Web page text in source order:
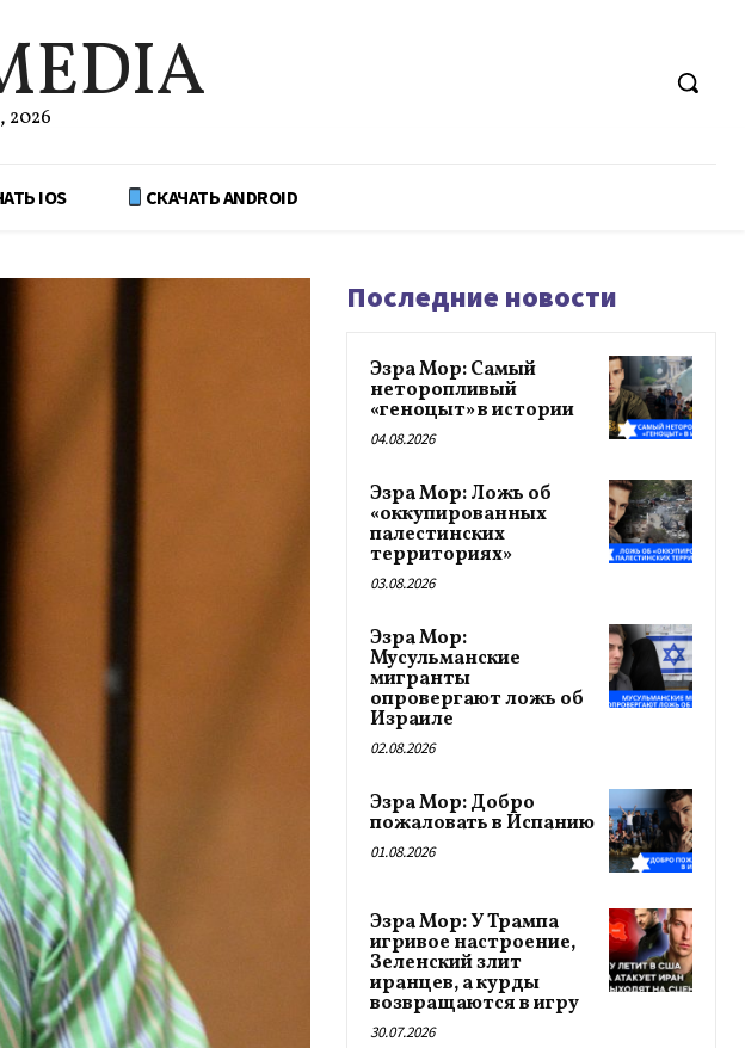
2026
IOS СКАЧАТЬ ANDROID
Последние новости
Эзра Мор: Самый
неторопливый
«геноцыт» в истории
04.08.2026
Эзра Мор: Ложь об
«оккупированных
палестинских
территориях»
03.08.2026
Эзра Мор:
Мусульманские
мигранты
опровергают ложь об
Израиле
02.08.2026
Эзра Мор: Добро
пожаловать в Испанию
01.08.2026
Эзра Мор: У Трампа
игривое настроение,
Зеленский злит
иранцев, а курды
возвращаются в игру
30.07.2026